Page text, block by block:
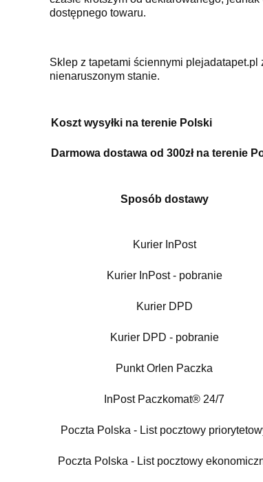
dostępnego towaru.
Sklep z tapetami ściennymi
nienaruszonym stanie.
Koszt wysyłki na terenie Polski
Darmowa dostawa od 300zł na terenie
Sposób dostawy
Kurier InPost
Kurier InPost - pobranie
Kurier DPD
Kurier DPD - pobranie
Punkt Orlen Paczka
InPost Paczkomat® 24/7
Poczta Polska - List pocztowy
Poczta Polska - List pocztowy